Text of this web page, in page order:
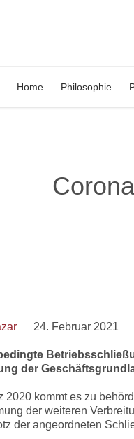
Home Philosophie
24. Februar 2021
der
2020 kommt es zu
der weiteren
der angeordneten